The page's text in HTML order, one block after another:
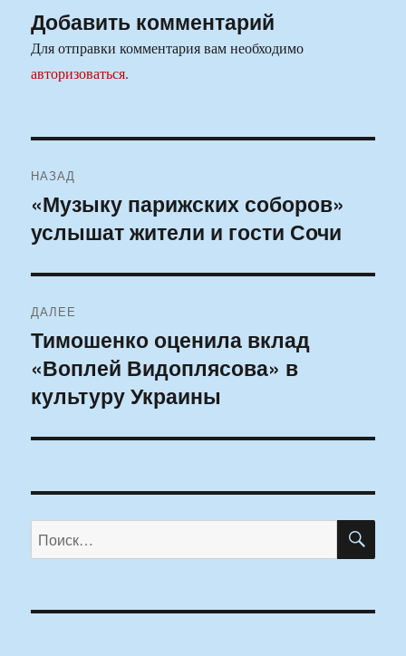
Добавить комментарий
Для отправки комментария вам необходимо
авторизоваться.
по
записям
НАЗАД
Предыдущая
запись:
«Музыку парижских соборов»
услышат жители и гости Сочи
ДАЛЕЕ
Следующая
запись:
Тимошенко оценила вклад
«Воплей Видоплясова» в
культуру Украины
Искать: